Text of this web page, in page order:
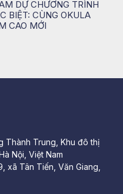
DỰ CHƯƠNG TRÌNH
BIỆT: CÙNG OKULA
CAO MỚI
Thành Trung, Khu đô thị
Nội, Việt Nam
xã Tân Tiến, Văn Giang,